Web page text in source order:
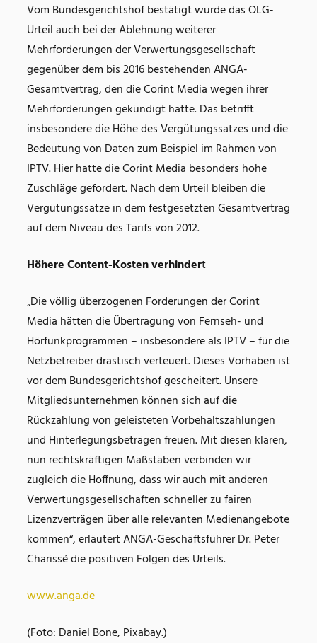
Vom Bundesgerichtshof bestätigt wurde das OLG-
Urteil auch bei der Ablehnung weiterer
Mehrforderungen der Verwertungsgesellschaft
gegenüber dem bis 2016 bestehenden ANGA-
Gesamtvertrag, den die Corint Media wegen ihrer
Mehrforderungen gekündigt hatte. Das betrifft
insbesondere die Höhe des Vergütungssatzes und die
Bedeutung von Daten zum Beispiel im Rahmen von
IPTV. Hier hatte die Corint Media besonders hohe
Zuschläge gefordert. Nach dem Urteil bleiben die
Vergütungssätze in dem festgesetzten Gesamtvertrag
auf dem Niveau des Tarifs von 2012.
Höhere Content-Kosten verhindert
„Die völlig überzogenen Forderungen der Corint
Media hätten die Übertragung von Fernseh- und
Hörfunkprogrammen – insbesondere als IPTV – für die
Netzbetreiber drastisch verteuert. Dieses Vorhaben ist
vor dem Bundesgerichtshof gescheitert. Unsere
Mitgliedsunternehmen können sich auf die
Rückzahlung von geleisteten Vorbehaltszahlungen
und Hinterlegungsbeträgen freuen. Mit diesen klaren,
nun rechtskräftigen Maßstäben verbinden wir
zugleich die Hoffnung, dass wir auch mit anderen
Verwertungsgesellschaften schneller zu fairen
Lizenzverträgen über alle relevanten Medienangebote
kommen“, erläutert ANGA-Geschäftsführer Dr. Peter
Charissé die positiven Folgen des Urteils.
www.anga.de
(Foto: Daniel Bone, Pixabay.)